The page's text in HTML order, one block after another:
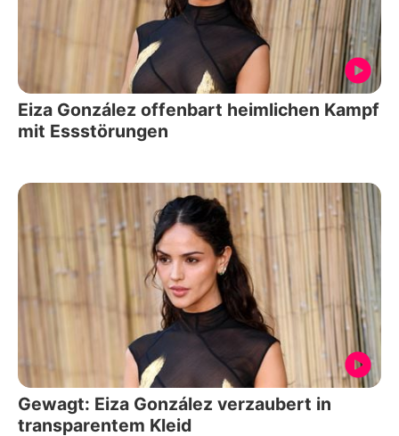
Eiza González offenbart heimlichen Kampf
mit Essstörungen
Gewagt: Eiza González verzaubert in
transparentem Kleid